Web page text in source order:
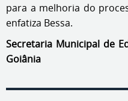
para a melhoria do
enfatiza Bessa.
Secretaria Municipal de
Goiânia